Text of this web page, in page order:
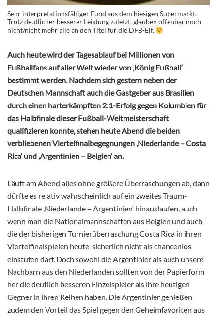
Sehr interpretationsfähiger Fund aus dem hiesigen Supermarkt.
Trotz deutlicher besserer Leistung zuletzt, glauben offenbar noch
nicht/nicht mehr alle an den Titel für die DFB-Elf.
Auch heute wird der Tagesablauf bei Millionen von
Fußballfans auf aller Welt wieder von ‚König Fußball‘
bestimmt werden. Nachdem sich gestern neben der
Deutschen Mannschaft auch die Gastgeber aus Brasilien
durch einen harterkämpften 2:1-Erfolg gegen Kolumbien für
das Halbfinale dieser Fußball-Weltmeisterschaft
qualifizieren konnte, stehen heute Abend die beiden
verbliebenen Viertelfinalbegegnungen ‚Niederlande – Costa
Rica‘ und ‚Argentinien – Belgien‘ an.
Läuft am Abend alles ohne größere Überraschungen ab, dann
dürfte es relativ wahrscheinlich auf ein zweites Traum-
Halbfinale ‚Niederlande – Argentinien‘ hinauslaufen, auch
wenn man die Nationalmannschaften aus Belgien und auch
die der bisherigen Turnierüberraschung Costa Rica in ihren
Viertelfinalspielen heute sicherlich nicht als chancenlos
einstufen darf. Doch sowohl die Argentinier als auch unsere
Nachbarn aus den Niederlanden sollten von der Papierform
her die deutlich besseren Einzelspieler als ihre heutigen
Gegner in ihren Reihen haben. Die Argentinier genießen
zudem den Vorteil das Spiel gegen den Geheimfavoriten aus